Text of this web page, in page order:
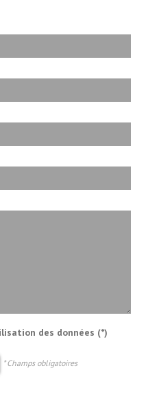
des données (*)
* Champs obligatoires